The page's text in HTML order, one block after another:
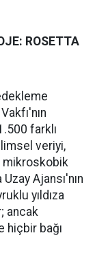
ROSETTA
farklı
veriyi,
mikroskobik
Ajansı'nın
yıldıza
ancak
hiçbir bağı